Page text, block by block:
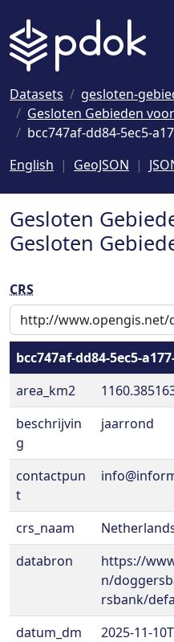
Datasets gesloten-
Gesloten Gebieden
bcc747af-dd84-5ec5-
English
GeoJSON
Gesloten
Gesloten
CRS
bcc747af-dd84-5ec5-
area_km2
beschrijvin
g
jaarrond
contactpun
t
crs_naam
databron
https://
n/
rsbank/
datum_dm
2025-11-